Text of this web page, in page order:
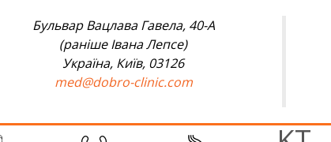
Бульвар Вацлава Гавела, 40-А
(раніше Івана Лепсе)
Україна, Київ, 03126
med@dobro-clinic.com